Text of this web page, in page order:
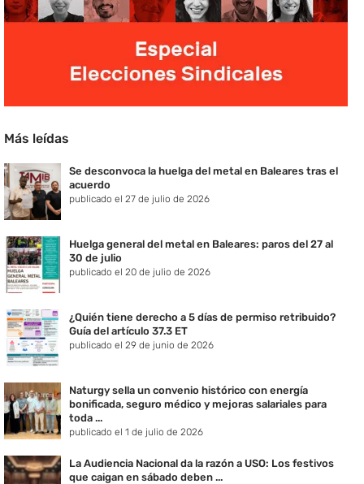
Más leídas
Se desconvoca la huelga del metal en Baleares tras el
acuerdo
publicado el 27 de julio de 2026
Huelga general del metal en Baleares: paros del 27 al
30 de julio
publicado el 20 de julio de 2026
¿Quién tiene derecho a 5 días de permiso retribuido?
Guía del artículo 37.3 ET
publicado el 29 de junio de 2026
Naturgy sella un convenio histórico con energía
bonificada, seguro médico y mejoras salariales para
toda ...
publicado el 1 de julio de 2026
La Audiencia Nacional da la razón a USO: Los festivos
que caigan en sábado deben ...